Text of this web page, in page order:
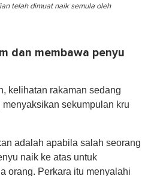
telah dimuat naik semula oleh
dan membawa penyu
kelihatan rakaman sedang
sekumpulan kru
adalah apabila salah seorang
naik ke atas untuk
orang. Perkara itu menyalahi